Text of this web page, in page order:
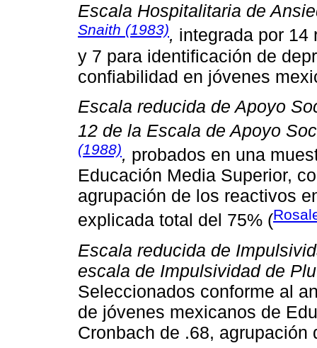
Escala Hospitalitaria de
Snaith (1983), integrada por 14
y 7 para identificación de
confiabilidad en jóvenes
Escala reducida de Apoyo
12 de la Escala de Apoyo
(1988), probados en una
Educación Media Superior,
agrupación de los reactivos
explicada total del 75% (
Escala reducida de
escala de Impulsividad de
Seleccionados conforme al
de jóvenes mexicanos de
Cronbach de .68,